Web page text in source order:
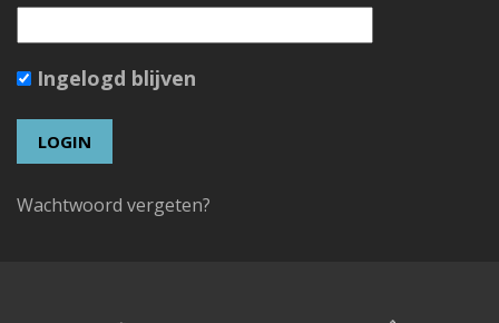
Ingelogd blijven
Wachtwoord vergeten?